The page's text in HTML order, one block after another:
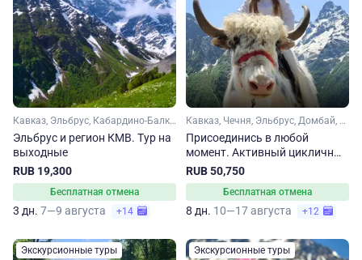
Кавказ, Эльбрус, Кабардино-Балкария, Ставропольский край, Кавказские Минеральные Воды
Эльбрус и регион КМВ. Тур на
выходные
RUB 19,300
Бесплатная отмена
3 дн. 7—9 августа +14
Кавказ, Чечня, Эльбрус, Домбай, Карачаево-Черкесия, Ингушетия, Кабардино-Балкария, Ставропольский край, Кавказские Минеральные Воды
Присоединись в любой
момент. Активный цикличный
тур на Кавказ
RUB 50,750
Бесплатная отмена
8 дн. 10—17 августа +12
Экскурсионные туры Экскурсионные туры